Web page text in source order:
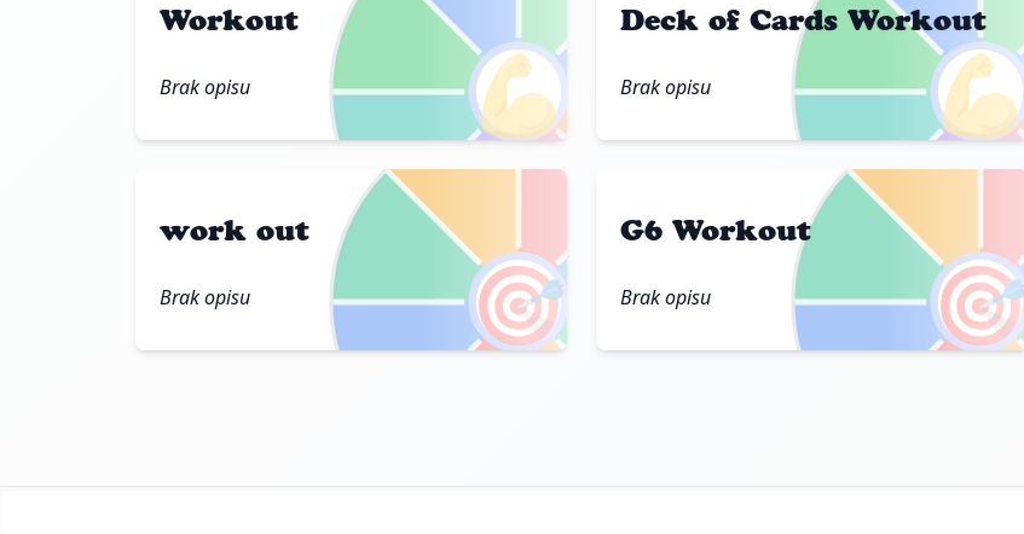
💪
Workout
Brak opisu
Deck of Cards Workout
Brak opisu
🎯
work out
Brak opisu
G6 Workout
Brak opisu